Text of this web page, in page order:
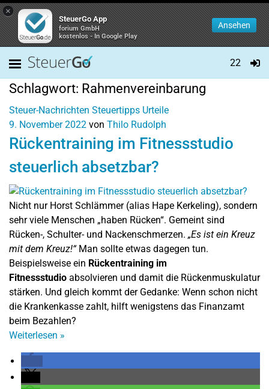
×
SteuerGo App
forium GmbH
kostenlos - In Google Play
Ansehen
22
Schlagwort: Rahmenvereinbarung
Steuer-Nachrichten Steuertipps Urteile
9. November 2022 von Thilo Rudolph
Rückentraining im Fitnessstudio
steuerlich absetzbar?
Nicht nur Horst Schlämmer (alias Hape Kerkeling), sondern
sehr viele Menschen „haben Rücken“. Gemeint sind
Rücken-, Schulter- und Nackenschmerzen. „Es ist ein Kreuz
mit dem Kreuz!“Man sollte etwas dagegen tun.
Beispielsweise ein Rückentraining im
Fitnessstudio absolvieren und damit die Rückenmuskulatur
stärken. Und gleich kommt der Gedanke: Wenn schon nicht
die Krankenkasse zahlt, hilft wenigstens das Finanzamt
beim Bezahlen?
Weiterlesen »